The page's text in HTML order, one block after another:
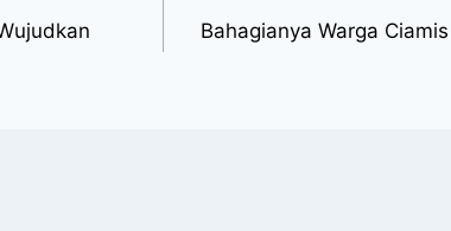
Bahagianya Warga